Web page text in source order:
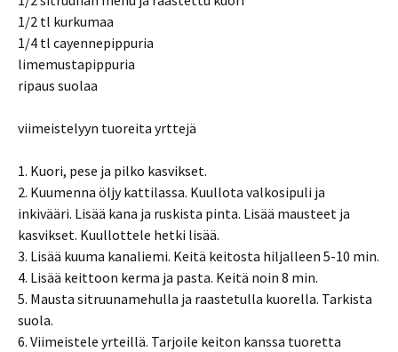
1/2 tl kurkumaa
1/4 tl cayennepippuria
limemustapippuria
ripaus suolaa
viimeistelyyn tuoreita yrttejä
1. Kuori, pese ja pilko kasvikset.
2. Kuumenna öljy kattilassa. Kuullota valkosipuli ja
inkivääri. Lisää kana ja ruskista pinta. Lisää mausteet ja
kasvikset. Kuullottele hetki lisää.
3. Lisää kuuma kanaliemi. Keitä keitosta hiljalleen 5-10 min.
4. Lisää keittoon kerma ja pasta. Keitä noin 8 min.
5. Mausta sitruunamehulla ja raastetulla kuorella. Tarkista
suola.
6. Viimeistele yrteillä. Tarjoile keiton kanssa tuoretta